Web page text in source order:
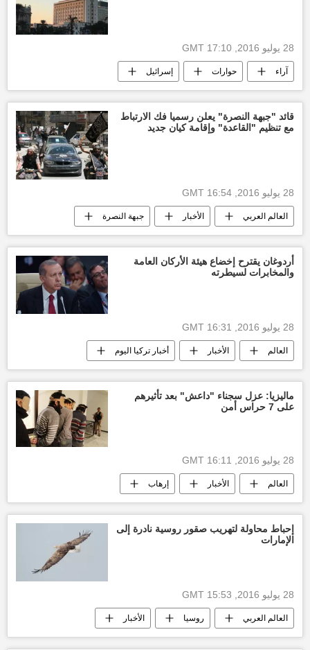
28 يوليو 2016, 17:10 GMT
آراء حوارات إسرائيل
جامعة الدول العربية
قائد "جبهة النصرة" يعلن رسميا فك الارتباط
مع تنظيم "القاعدة" وإقامة كيان جديد
28 يوليو 2016, 16:54 GMT
العالم العربي الأخبار جبهة النصرة
تنظيم القاعدة فك ارتباط إرهاب
أردوغان يقترح إخضاع هيئة الأركان العامة
والمخابرات لسيطرته
28 يوليو 2016, 16:31 GMT
العالم الأخبار أخبار تركيا اليوم
رجب طيب أردوغان
ماليزيا: عزل سجناء "داعش" بعد تأثيرهم
على 7 حراس أمن
28 يوليو 2016, 16:11 GMT
العالم الأخبار إرهاب
تنظيم داعش الإرهابي أخبار ماليزيا اليوم
إحباط محاولة لتهريب صقور روسية نادرة إلى
الإمارات
28 يوليو 2016, 15:53 GMT
العالم العربي روسيا الأخبار
الشرطة الروسية محاولة تهريب